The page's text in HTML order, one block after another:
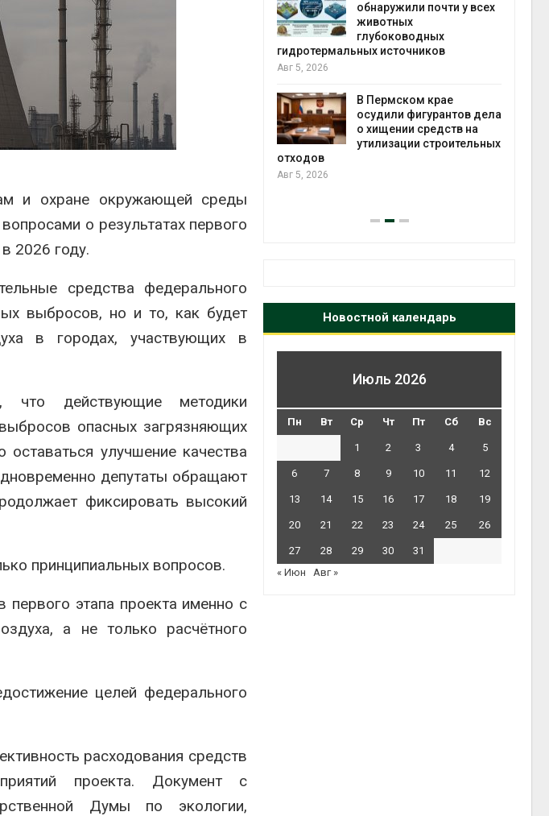
и охране окружающей среды
о результатах первого
2026 году.
средства федерального
выбросов, но и то, как будет
в городах, участвующих в
что действующие методики
опасных загрязняющих
улучшение качества
депутаты обращают
фиксировать высокий
принципиальных вопросов.
первого этапа проекта именно с
а не только расчётного
целей федерального
расходования средств
проекта. Документ с
Думы по экологии,
использовать
крокодилов для охраны
израильской тюрьмы
Органические яйца
оказались «хуже для
климата»: исследование
показало пределы
экологических расчётов
обнаружили почти у всех
животных
глубоководных
гидротермальных источников
Авг 5, 2026
В Пермском крае
осудили фигурантов дела
о хищении средств на
утилизации строительных
отходов
Авг 5, 2026
Новостной календарь
Июль 2026
Пн Вт Ср Чт Пт Сб Вс
1 2 3 4 5
6 7 8 9 10 11 12
13 14 15 16 17 18 19
20 21 22 23 24 25 26
27 28 29 30
31
« Июн
Авг »